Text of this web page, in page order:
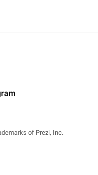
of Prezi, Inc.